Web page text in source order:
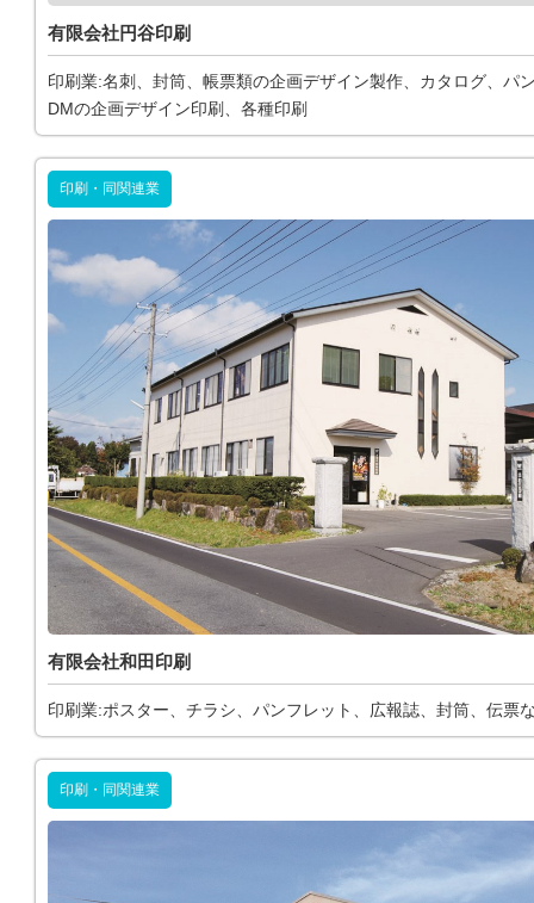
有限会社円谷印刷
印刷業:名刺、封筒、帳票類の企画デザイン製作、カタログ、パ
DMの企画デザイン印刷、各種印刷
印刷・同関連業
有限会社和田印刷
印刷業:ポスター、チラシ、パンフレット、広報誌、封筒、伝票
印刷・同関連業